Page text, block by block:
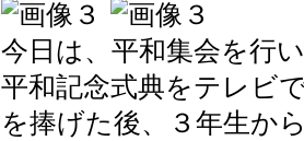
今日は、平和集会を行
平和記念式典をテレビ
を捧げた後、３年生か